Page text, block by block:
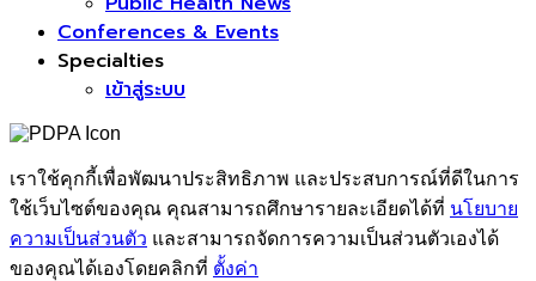
Conferences & Events
Specialties
เข้าสู่ระบบ
เราใช้คุกกี้เพื่อพัฒนาประสิทธิภาพ และประสบการณ์ที่ดีในการ
ใช้เว็บไซต์ของคุณ คุณสามารถศึกษารายละเอียดได้ที่ นโยบาย
ความเป็นส่วนตัว และสามารถจัดการความเป็นส่วนตัวเองได้
ของคุณได้เองโดยคลิกที่ ตั้งค่า